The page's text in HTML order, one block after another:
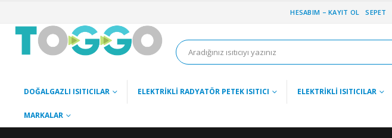
HESABIM – KAYIT OL SEPET
DOĞALGAZLI ISITICILAR ELEKTRIKLI RADYATÖR PETEK ISITICI ELEKTRIKLI ISITICILAR
MARKALAR